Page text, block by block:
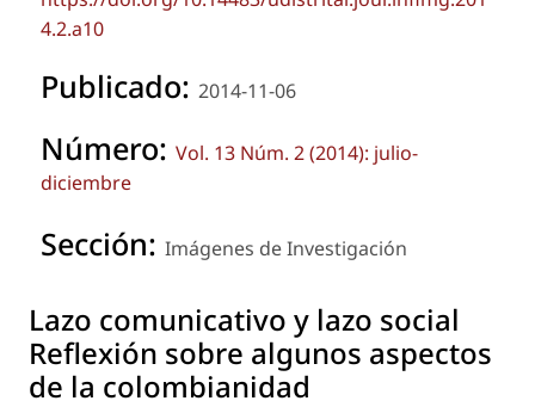
4.2.a10
Publicado: 2014-11-06
Número: Vol. 13 Núm. 2 (2014): julio-
diciembre
Sección: Imágenes de Investigación
Lazo comunicativo y lazo social
Reflexión sobre algunos aspectos
de la colombianidad